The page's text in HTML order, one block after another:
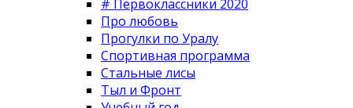
# Первоклассники 2020
Про любовь
Прогулки по Уралу
Спортивная программа
Стальные лисы
Тыл и Фронт